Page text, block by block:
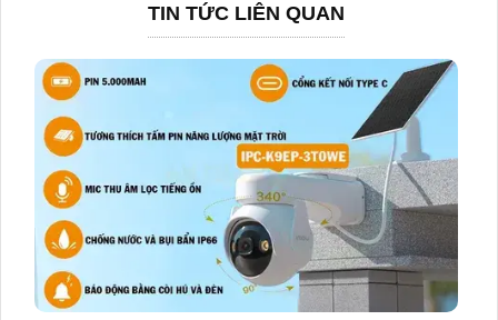
TIN TỨC LIÊN QUAN